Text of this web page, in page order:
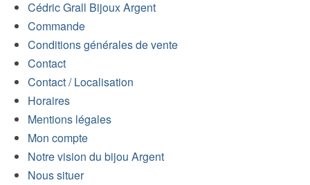
Cédric Grall Bijoux Argent
Commande
Conditions générales de vente
Contact
Contact / Localisation
Horaires
Mentions légales
Mon compte
Notre vision du bijou Argent
Nous situer